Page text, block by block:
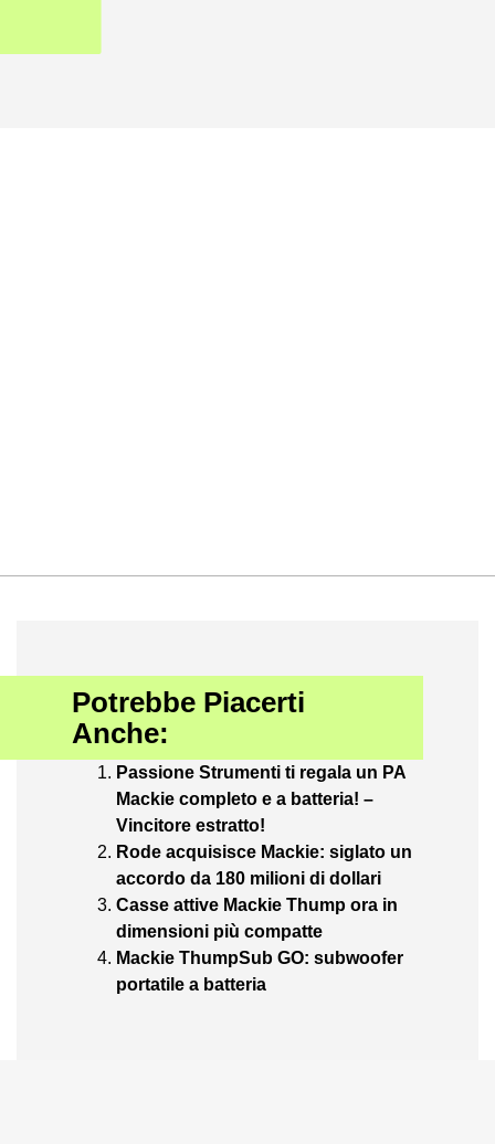
Potrebbe Piacerti
Anche:
Passione Strumenti ti regala un PA
Mackie completo e a batteria! –
Vincitore estratto!
Rode acquisisce Mackie: siglato un
accordo da 180 milioni di dollari
Casse attive Mackie Thump ora in
dimensioni più compatte
Mackie ThumpSub GO: subwoofer
portatile a batteria